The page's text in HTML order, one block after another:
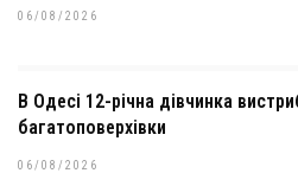
06/08/2026
В Одесі 12-річна дівчинка
багатоповерхівки
06/08/2026